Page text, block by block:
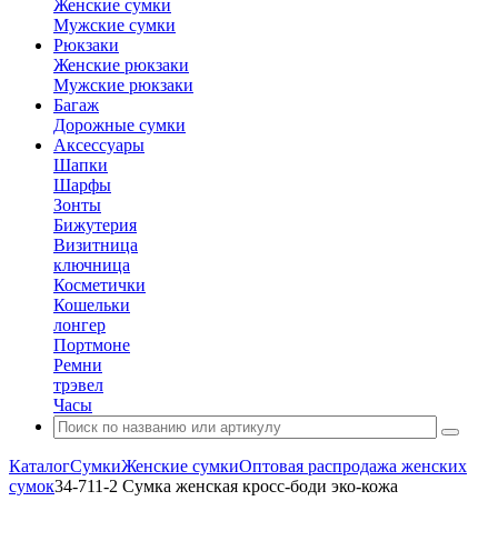
Женские сумки
Мужские сумки
Рюкзаки
Женские рюкзаки
Мужские рюкзаки
Багаж
Дорожные сумки
Аксессуары
Шапки
Шарфы
Зонты
Бижутерия
Визитница
ключница
Косметички
Кошельки
лонгер
Портмоне
Ремни
трэвел
Часы
КаталогСумкиЖенские сумкиОптовая распродажа женских
сумок34-711-2 Сумка женская кросс-боди эко-кожа